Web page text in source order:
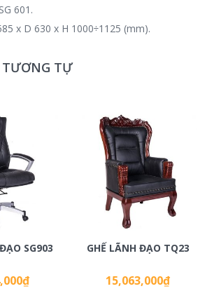
601.
x D 630 x H 1000÷1125 (mm).
TỰ
SG903
₫
GHẾ LÃNH ĐẠO TQ23
15,063,000₫